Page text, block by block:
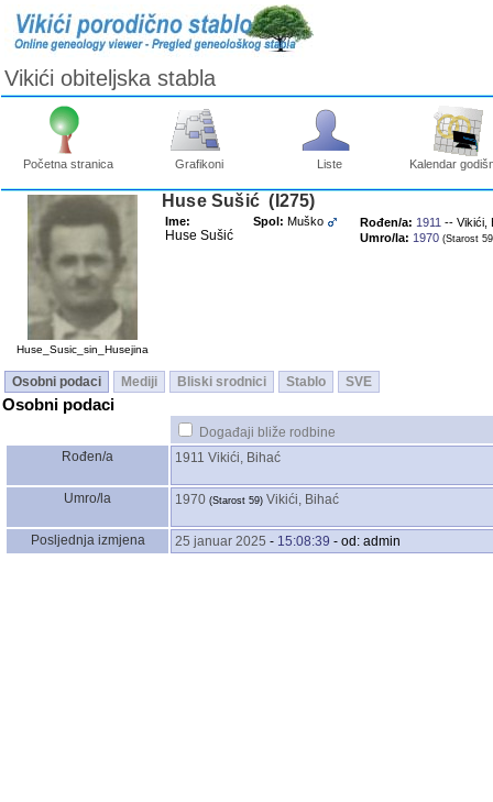
Vikići obiteljska stabla
Početna stranica Grafikoni Liste Kalendar
Huse_Susic_sin_Husejina
Huse Sušić ‎(I275)‎
Ime:
Huse Sušić
Spol: Muško Rođen/a: 1911 -- Vikići,
Umro/la: 1970 ‎(Starost
Osobni podaci Mediji Bliski srodnici Stablo SVE
Osobni podaci
Događaji bliže rodbine
Rođen/a
1911 Vikići, Bihać
Umro/la 1970 ‎(Starost 59)‎ Vikići, Bihać
Posljednja izmjena 25 januar 2025 - 15:08:39 - od: admin